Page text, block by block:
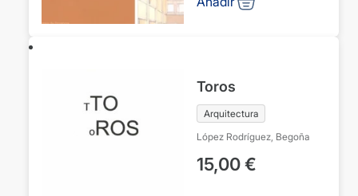
Toros
Arquitectura
López Rodríguez, Begoña
15,00€